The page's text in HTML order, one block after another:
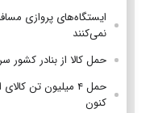
ایستگاه‌های پروازی
نمی‌کنند
حمل کالا از بنادر کشور
حمل ۴ میلیون تن
کنون